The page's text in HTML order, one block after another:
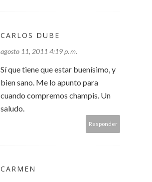
CARLOS DUBE
agosto 11, 2011 4:19 p. m.
Sí que tiene que estar buenísimo, y
bien sano. Me lo apunto para
cuando compremos champis. Un
saludo.
Responder
CARMEN